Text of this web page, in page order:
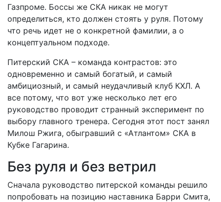
Газпроме. Боссы же СКА никак не могут
определиться, кто должен стоять у руля. Потому
что речь идет не о конкретной фамилии, а о
концептуальном подходе.
Питерский СКА – команда контрастов: это
одновременно и самый богатый, и самый
амбициозный, и самый неудачливый клуб КХЛ. А
все потому, что вот уже несколько лет его
руководство проводит странный эксперимент по
выбору главного тренера. Сегодня этот пост занял
Милош Ржига, обыгравший с «Атлантом» СКА в
Кубке Гагарина.
Без руля и без ветрил
Сначала руководство питерской команды решило
попробовать на позицию наставника Барри Смита,